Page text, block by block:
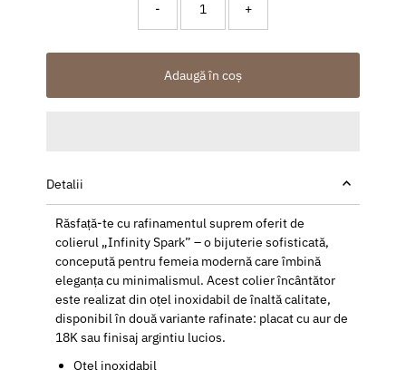
- +
Adaugă în coș
Detalii
Răsfață-te cu rafinamentul suprem oferit de
colierul „Infinity Spark” – o bijuterie sofisticată,
concepută pentru femeia modernă care îmbină
eleganța cu minimalismul. Acest colier încântător
este realizat din oțel inoxidabil de înaltă calitate,
disponibil în două variante rafinate: placat cu aur de
18K sau finisaj argintiu lucios.
Otel inoxidabil